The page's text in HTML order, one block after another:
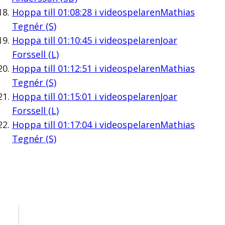
Hoppa till 01:08:28i videospelarenMathias
Tegnér (S)
Hoppa till 01:10:45i videospelarenJoar
Forssell (L)
Hoppa till 01:12:51 i videospelarenMathias
Tegnér (S)
Hoppa till 01:15:01 i videospelarenJoar
Forssell (L)
Hoppa till 01:17:04i videospelarenMathias
Tegnér (S)